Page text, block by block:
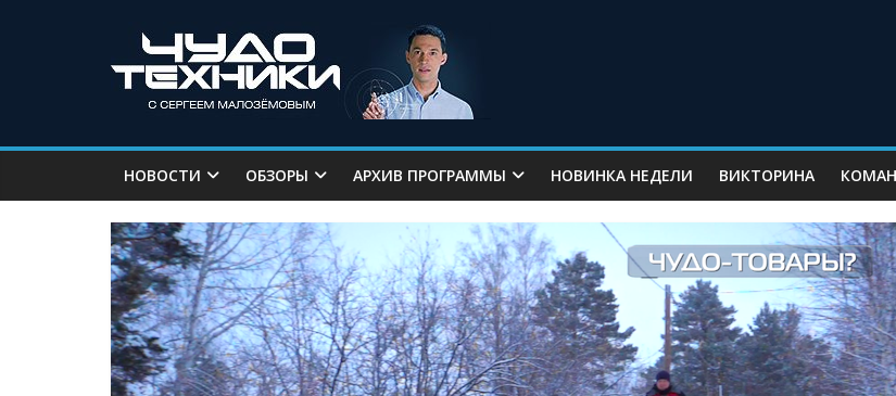
НОВОСТИ ОБЗОРЫ АРХИВ ПРОГРАММЫ НОВИНКА НЕДЕЛИ ВИКТОРИНА